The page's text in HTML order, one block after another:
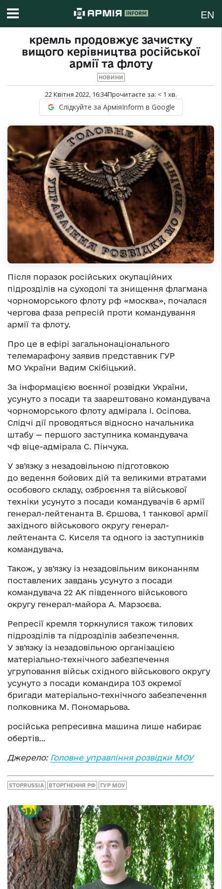
EN
кремль продовжує зачистку
вищого керівництва російської
армії та флоту
НОВИНИ
22 Квітня 2022, 16:34Прочитаєте за: < 1 хв.
Слідкуйте за АрміяInform в Google
Після поразок російських окупаційних
підрозділів на суходолі та знищення флагмана
чорноморського флоту рф «москва», почалася
чергова фаза репресій проти командування
армії та флоту.
Про це в ефірі загальнонаціонального
телемарафону заявив представник ГУР
МО України Вадим Скібіцький.
За інформацією воєнної розвідки України,
усунуто з посади та заарештовано командувача
чорноморського флоту адмірала І. Осіпова.
Слідчі дії проводяться відносно начальника
штабу — першого заступника командувача
чф віце-адмірала С. Пінчука.
У зв’язку з незадовільною підготовкою
до ведення бойових дій та великими втратами
особового складу, озброєння та військової
техніки усунуто з посади командувачів 6 армії
генерал-лейтенанта В. Єршова, 1 танкової армії
західного військового округу генерал-
лейтенанта С. Киселя та одного із заступників
командувача.
Також, у зв’язку із незадовільним виконанням
поставлених завдань усунуто з посади
командувача 22 АК південного військового
округу генерал-майора А. Марзоєва.
Репресії кремля торкнулися також тилових
підрозділів та підрозділів забезпечення.
У зв’язку із незадовільною організацією
матеріально-технічного забезпечення
угруповання військ східного військового округу
усунуто з посади командира 103 окремої
бригади матеріально-технічного забезпечення
полковника М. Пономарьова.
російська репресивна машина лише набирає
обертів…
Джерело: Головне управління розвідки МОУ
STOPRUSSIA ВТОРГНЕННЯ РФ ГУР МОУ